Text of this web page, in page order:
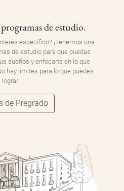
de estudio.
específico? ¡Tenemos una
de estudio para que puedas
sueños y enfocarte en lo que
hay límites para lo que puedes
lograr!
de Pregrado